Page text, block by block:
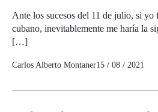
Ante los sucesos del 11 de julio, si yo
cubano, inevitablemente me haría la
[…]
Carlos Alberto Montaner15 / 08 / 2021